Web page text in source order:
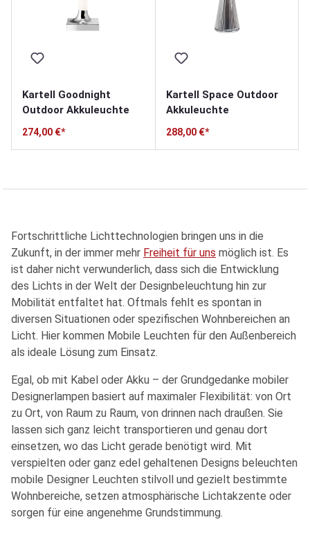
Kartell Goodnight
Outdoor Akkuleuchte
274,00 €*
Kartell Space Outdoor
Akkuleuchte
288,00 €*
Fortschrittliche Lichttechnologien bringen uns in die
Zukunft, in der immer mehr Freiheit für uns möglich ist. Es
ist daher nicht verwunderlich, dass sich die Entwicklung
des Lichts in der Welt der Designbeleuchtung hin zur
Mobilität entfaltet hat. Oftmals fehlt es spontan in
diversen Situationen oder spezifischen Wohnbereichen an
Licht. Hier kommen Mobile Leuchten für den Außenbereich
als ideale Lösung zum Einsatz.
Egal, ob mit Kabel oder Akku – der Grundgedanke mobiler
Designerlampen basiert auf maximaler Flexibilität: von Ort
zu Ort, von Raum zu Raum, von drinnen nach draußen. Sie
lassen sich ganz leicht transportieren und genau dort
einsetzen, wo das Licht gerade benötigt wird. Mit
verspielten oder ganz edel gehaltenen Designs beleuchten
mobile Designer Leuchten stilvoll und gezielt bestimmte
Wohnbereiche, setzen atmosphärische Lichtakzente oder
sorgen für eine angenehme Grundstimmung.